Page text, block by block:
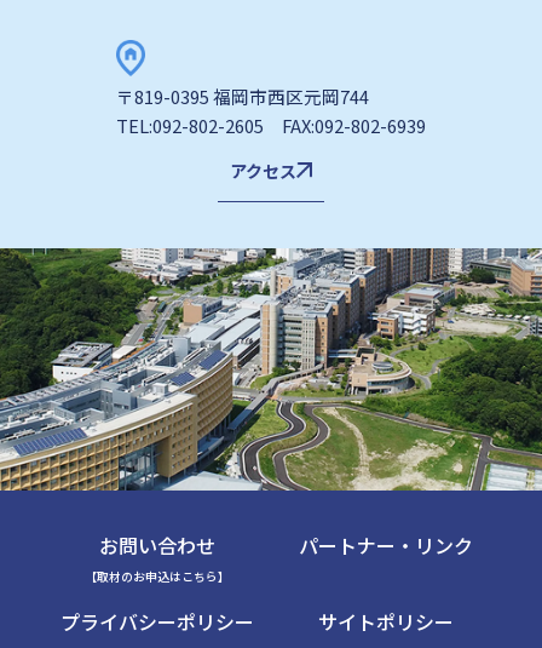
〒819-0395 福岡市西区元岡744
TEL:092-802-2605 FAX:092-802-6939
アクセス
お問い合わせ
【取材のお申込はこちら】
パートナー・リンク
プライバシーポリシー サイトポリシー